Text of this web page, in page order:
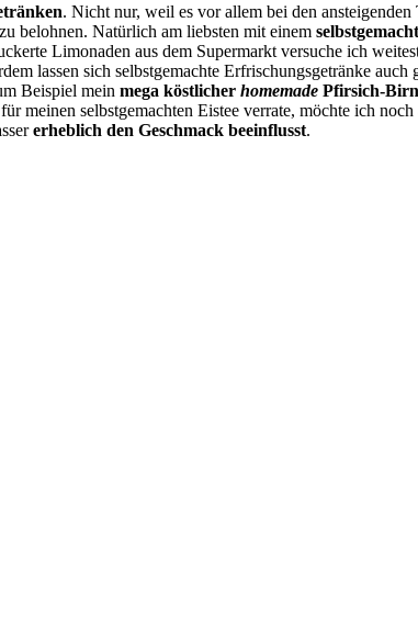
. Nicht nur, weil es vor allem bei den
belohnen. Natürlich am liebsten mit einem
Limonaden aus dem Supermarkt versuche ich
lassen sich selbstgemachte Erfrischungsgetränke
Beispiel mein mega köstlicher homemade Pfirsich-
meinen selbstgemachten Eistee verrate, möchte ich noch
erheblich den Geschmack beeinflusst.